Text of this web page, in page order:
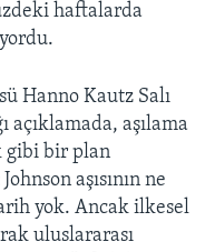
haftalarda
Hanno Kautz Salı
açıklamada, aşılama
gibi bir plan
aşısının ne
yok. Ancak ilkesel
uluslararası